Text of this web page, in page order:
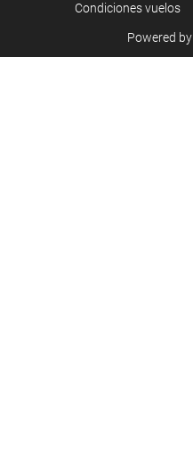
Condiciones vuelos
Powered by